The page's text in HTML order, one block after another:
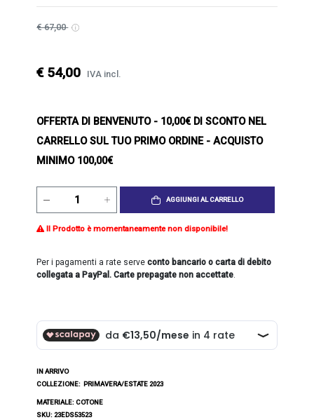
€ 67,00
€ 54,00 IVA incl.
OFFERTA DI BENVENUTO- 10,00€ DI SCONTO NEL
CARRELLO SUL TUO PRIMO ORDINE - ACQUISTO
MINIMO 100,00€
AGGIUNGI AL CARRELLO
Il Prodotto è momentaneamente non disponibile!
Per i pagamenti a rate serveconto bancario o carta di debito
collegata a PayPal. Carte prepagate non accettate.
IN ARRIVO
COLLEZIONE: PRIMAVERA/ESTATE 2023
MATERIALE: COTONE
SKU: 23EDS53523